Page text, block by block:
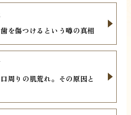
を傷つけるという噂の真相
周りの肌荒れ。その原因と